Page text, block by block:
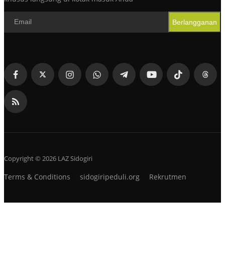
Berlangganan
Copyright © 2026 LAZ Sidogiri
Terms & Conditions sidogiripeduli.org Rekrutmen